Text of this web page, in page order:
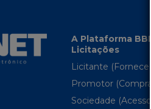
A Plataforma
Licitações
Licitante
Promotor
Sociedade (Acesso